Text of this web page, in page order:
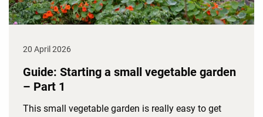
20 April 2026
Guide: Starting a small vegetable garden
– Part 1
This small vegetable garden is really easy to get